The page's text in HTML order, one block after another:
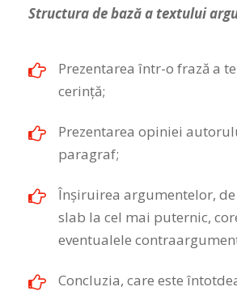
Structura de bază a textului
Prezentarea într-o frază a
cerinţă;
Prezentarea opiniei
paragraf;
Înşiruirea argumentelor,
slab la cel mai puternic,
eventualele
Concluzia, care este